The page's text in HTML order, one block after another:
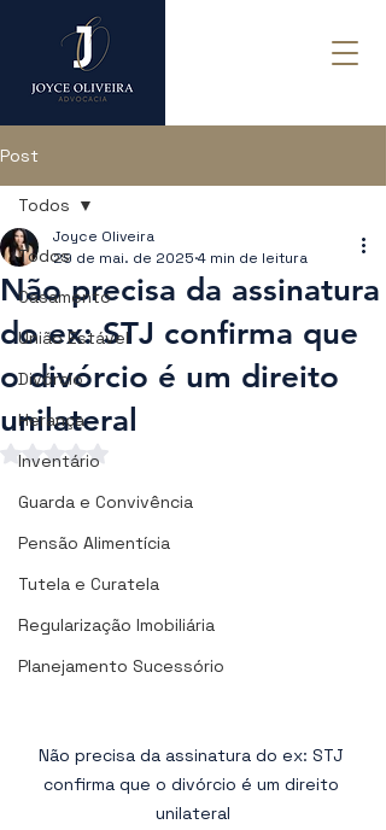
Post
Todos
Casamento
União Estável
Divórcio
Herança
Inventário
Guarda e Convivência
Pensão Alimentícia
Tutela e Curatela
Regularização Imobiliária
Planejamento Sucessório
Todos
Não precisa da assinatura
do ex: STJ confirma que
o divórcio é um direito
unilateral
Joyce Oliveira
29 de mai. de 2025 4 min de leitura
Avaliado com NaN de 5 estrelas.
Não precisa da assinatura do ex: STJ
confirma que o divórcio é um direito
unilateral